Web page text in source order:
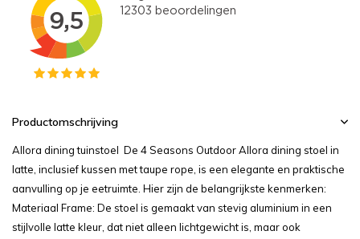
Productomschrijving
Allora dining tuinstoel De 4 Seasons Outdoor Allora dining stoel in
latte, inclusief kussen met taupe rope, is een elegante en praktische
aanvulling op je eetruimte. Hier zijn de belangrijkste kenmerken:
Materiaal Frame: De stoel is gemaakt van stevig aluminium in een
stijlvolle latte kleur, dat niet alleen lichtgewicht is, maar ook